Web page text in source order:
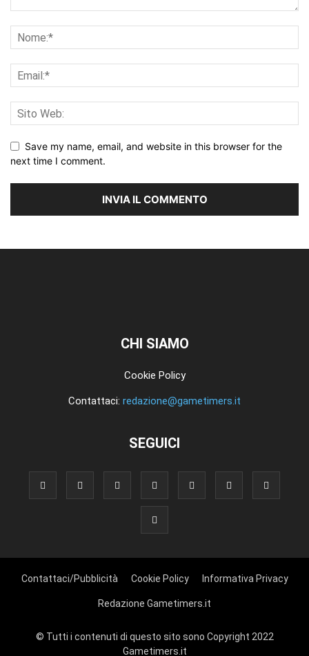
Save my name, email, and website in this browser for the
next time I comment.
CHI SIAMO
Cookie Policy
Contattaci: redazione@gametimers.it
SEGUICI
Contattaci/Pubblicità Cookie Policy Informativa Privacy
Redazione Gametimers.it
© Tutti i contenuti di questo sito sono Copyright 2022
Gametimers.it